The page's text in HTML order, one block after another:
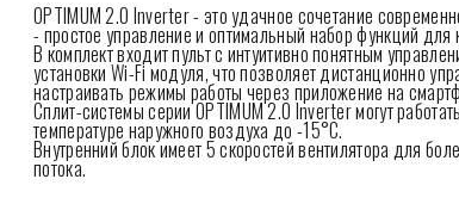
OPTIMUM 2.0 Inverter - это удачное сочетание
- простое управление и оптимальный набор функций для
В комплект входит пульт с интуитивно понятным
установки Wi-Fi модуля, что позволяет дистанционно
настраивать режимы работы через приложение на
Сплит-системы серии OPTIMUM 2.0 Inverter могут
температуре наружного воздуха до -15°С.
Внутренний блок имеет 5 скоростей вентилятора для
потока.